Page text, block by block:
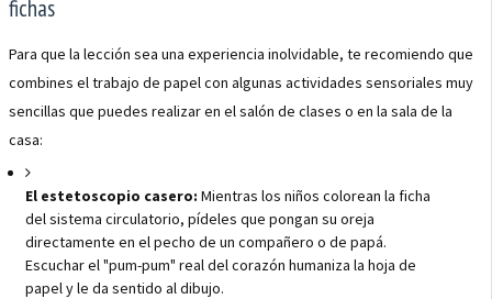
fichas
Para que la lección sea una experiencia inolvidable, te recomiendo que
combines el trabajo de papel con algunas actividades sensoriales muy
sencillas que puedes realizar en el salón de clases o en la sala de la
casa:
El estetoscopio casero: Mientras los niños colorean la ficha
del sistema circulatorio, pídeles que pongan su oreja
directamente en el pecho de un compañero o de papá.
Escuchar el "pum-pum" real del corazón humaniza la hoja de
papel y le da sentido al dibujo.